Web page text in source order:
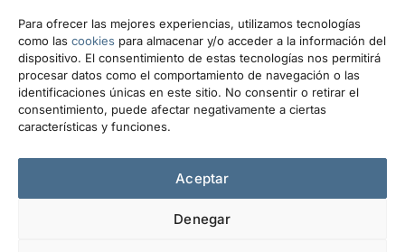
Para ofrecer las mejores experiencias, utilizamos tecnologías
como las cookies para almacenar y/o acceder a la información del
dispositivo. El consentimiento de estas tecnologías nos permitirá
procesar datos como el comportamiento de navegación o las
identificaciones únicas en este sitio. No consentir o retirar el
consentimiento, puede afectar negativamente a ciertas
características y funciones.
Aceptar
Denegar
CONTACTO
info@cryptoveritas360.com
+34 919 993 434